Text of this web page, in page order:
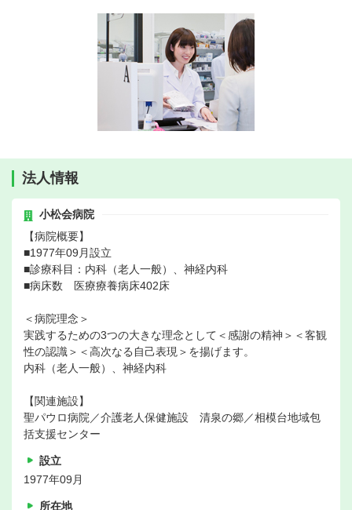
法人情報
小松会病院
【病院概要】
■1977年09月設立
■診療科目：内科（老人一般）、神経内科
■病床数 医療療養病床402床
＜病院理念＞
実践するための3つの大きな理念として＜感謝の精神＞＜客観
性の認識＞＜高次なる自己表現＞を揚げます。
内科（老人一般）、神経内科
【関連施設】
聖パウロ病院／介護老人保健施設 清泉の郷／相模台地域包
括支援センター
設立
1977年09月
所在地